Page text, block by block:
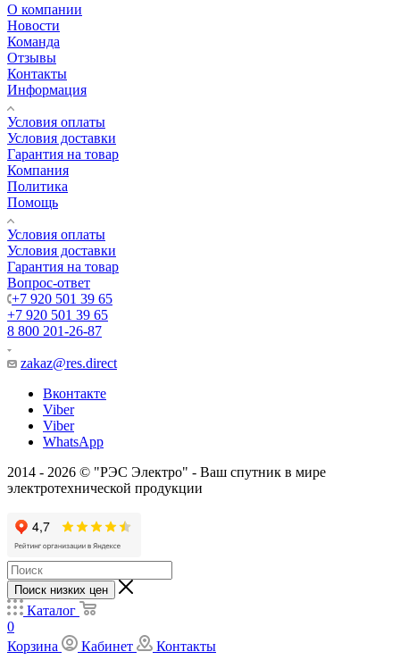
О компании
Новости
Команда
Отзывы
Контакты
Информация
Условия оплаты
Условия доставки
Гарантия на товар
Компания
Политика
Помощь
Условия оплаты
Условия доставки
Гарантия на товар
Вопрос-ответ
+7 920 501 39 65
+7 920 501 39 65
8 800 201-26-87
zakaz@res.direct
Вконтакте
Viber
Viber
WhatsApp
2014 - 2026 © "РЭС Электро" - Ваш спутник в мире
электротехнической продукции
Поиск низких цен
Каталог
0
Корзина
Кабинет Контакты